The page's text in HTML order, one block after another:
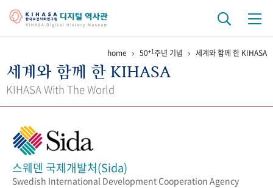
걸어온 길 기관 변천사 역대 기관장
정책과 연구 키워드로 보는 연구 역사
간행물 변천사
home 50+1주년 기념 세계와 함께 한 KIHASA
세계와 함께 한 KIHASA
KIHASA With The World
스웨덴 국제개발처(Sida)
Swedish International Development Cooperation Agency